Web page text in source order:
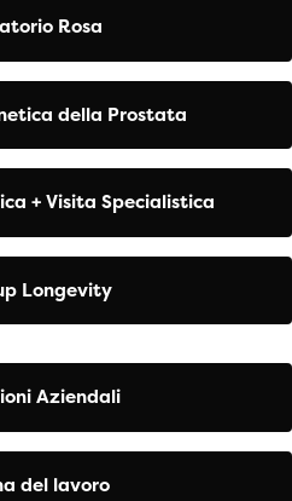
Rosa
della Prostata
+ Visita Specialistica
Longevity
Aziendali
del lavoro